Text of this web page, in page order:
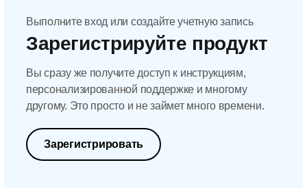
Выполните вход или создайте учетную запись
Зарегистрируйте продукт
Вы сразу же получите доступ к инструкциям,
персонализированной поддержке и многому
другому. Это просто и не займет много времени.
Зарегистрировать